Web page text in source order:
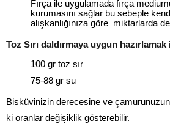
Fırça ile uygulamada fırça
kurumasını sağlar bu sebeple
alışkanlığınıza göre miktarlarda
Toz Sırı daldırmaya uygun hazırlamak
100 gr toz sır
75-88 gr su
Bisküvinizin derecesine ve çamurunuzun
ki oranlar değişiklik gösterebilir.